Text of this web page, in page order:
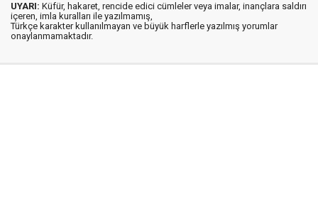
UYARI: Küfür, hakaret, rencide edici cümleler veya imalar, inançlara saldırı
içeren, imla kuralları ile yazılmamış,
Türkçe karakter kullanılmayan ve büyük harflerle yazılmış yorumlar
onaylanmamaktadır.